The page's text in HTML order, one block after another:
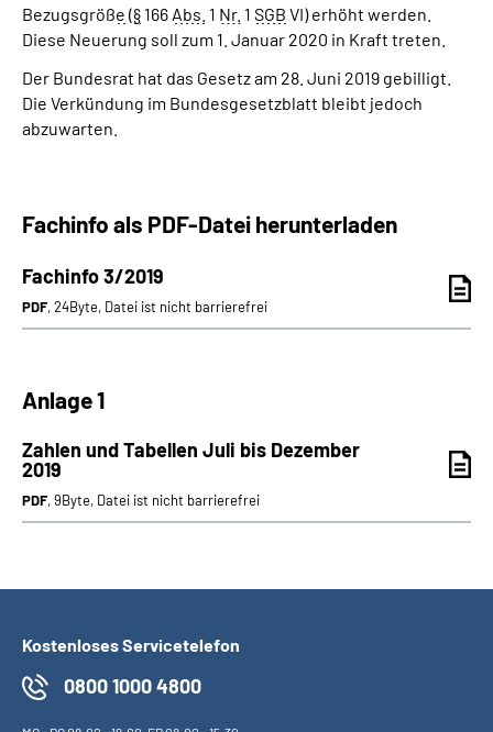
Bezugsgröße (§ 166 Abs. 1 Nr. 1 SGB VI) erhöht werden.
Diese Neuerung soll zum 1. Januar 2020 in Kraft treten.
Der Bundesrat hat das Gesetz am 28. Juni 2019 gebilligt.
Die Verkündung im Bundesgesetzblatt bleibt jedoch
abzuwarten.
Fachinfo als PDF-Datei herunterladen
Fachinfo 3/2019
PDF, 24Byte, Datei ist nicht barrierefrei
Anlage 1
Zahlen und Tabellen Juli bis Dezember
2019
PDF, 9Byte, Datei ist nicht barrierefrei
Kostenloses Servicetelefon
0800 1000 4800